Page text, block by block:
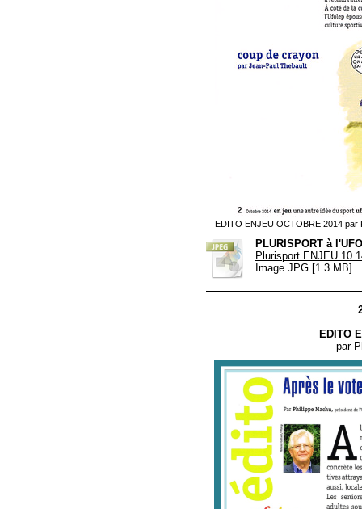
EDITO ENJEU OCTOBRE 2014 par
PLURISPORT à
Plurisport ENJEU
Image JPG [1.3 MB]
EDITO
par